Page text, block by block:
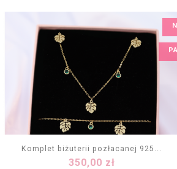
Komplet biżuterii pozłacanej 925...
Cena
350,00 zł